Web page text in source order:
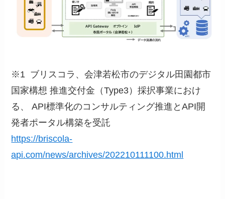
※1 ブリスコラ、会津若松市のデジタル田園都市
国家構想 推進交付金（Type3）採択事業におけ
る、 API標準化のコンサルティング推進とAPI開
発者ポータル構築を受託
https://briscola-
api.com/news/archives/202210111100.html